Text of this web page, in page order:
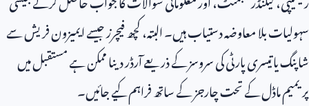
سہولیات بلا معاوضہ دستیاب ہیں۔ البتہ، کچھ فیچرز جیسے ایمیزون فریش سے
شاپنگ یا تیسری پارٹی کی سروسز کے ذریعے آرڈر دینا ممکن ہے مستقبل میں
پریمیم ماڈل کے تحت چارجز کے ساتھ فراہم کیے جائیں۔